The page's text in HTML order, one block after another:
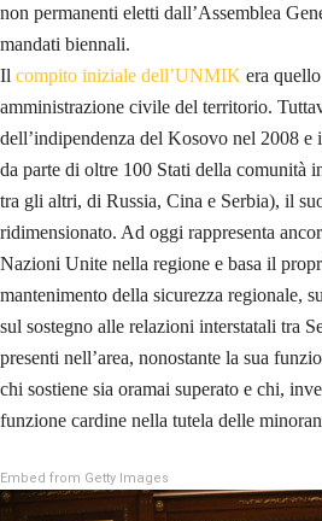
non permanenti eletti dall’Assemblea
mandati biennali.
Il compito iniziale dell’UNMIK era
amministrazione civile del territorio.
dell’indipendenza del Kosovo nel 2008 e
da parte di oltre 100 Stati della comunità
tra gli altri, di Russia, Cina e Serbia), il
ridimensionato. Ad oggi rappresenta
Nazioni Unite nella regione e basa il
mantenimento della sicurezza regionale,
sul sostegno alle relazioni interstatali tra
presenti nell’area, nonostante la sua
chi sostiene sia oramai superato e chi,
funzione cardine nella tutela delle
Embed from Getty Images